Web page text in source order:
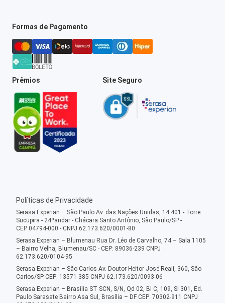
Formas de Pagamento
Prêmios Site Seguro
Políticas de Privacidade
Serasa Experian – São Paulo Av. das Nações Unidas, 14.401 - Torre
Sucupira - 24ºandar - Chácara Santo Antônio, São Paulo/SP -
CEP:04794-000 - CNPJ 62.173.620/0001-80
Serasa Experian – Blumenau Rua Dr. Léo de Carvalho, 74 – Sala 1105
– Bairro Velha, Blumenau/SC - CEP: 89036-239 CNPJ
62.173.620/0104-95
Serasa Experian – São Carlos Av. Doutor Heitor José Reali, 360, São
Carlos/SP CEP: 13571-385 CNPJ 62.173.620/0093-06
Serasa Experian – Brasília ST SCN, S/N, Qd 02, Bl C, 109, Sl 301, Ed.
Paulo Sarasate Bairro Asa Sul, Brasília – DF CEP: 70302-911 CNPJ